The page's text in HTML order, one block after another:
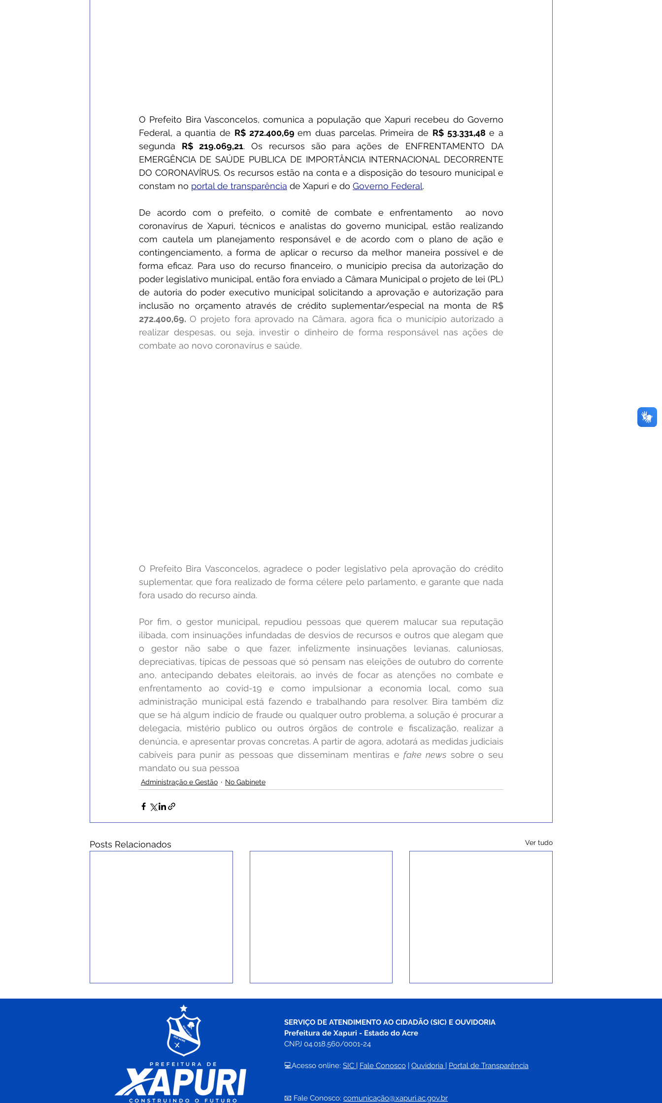
O Prefeito Bira Vasconcelos, comunica a população que Xapuri recebeu do Governo
Federal, a quantia de R$ 272.400,69 em duas parcelas. Primeira de R$ 53.331,48 e a
segunda R$ 219.069,21. Os recursos são para ações de ENFRENTAMENTO DA
EMERGÊNCIA DE SAÚDE PUBLICA DE IMPORTÂNCIA INTERNACIONAL DECORRENTE
DO CORONAVÍRUS. Os recursos estão na conta e a disposição do tesouro municipal e
constam no portal de transparência de Xapuri e do Governo Federal.
De acordo com o prefeito, o comitê de combate e enfrentamento  ao novo
coronavírus de Xapuri, técnicos e analistas do governo municipal, estão realizando
com cautela um planejamento responsável e de acordo com o plano de ação e
contingenciamento, a forma de aplicar o recurso da melhor maneira possível e de
forma eficaz. Para uso do recurso financeiro, o município precisa da autorização do
poder legislativo municipal, então fora enviado a Câmara Municipal o projeto de lei (PL)
de autoria do poder executivo municipal solicitando a aprovação e autorização para
inclusão no orçamento através de crédito suplementar/especial na monta de R$
272.400,69. O projeto fora aprovado na Câmara, agora fica o município autorizado a
realizar despesas, ou seja, investir o dinheiro de forma responsável nas ações de
combate ao novo coronavírus e saúde.
O Prefeito Bira Vasconcelos, agradece o poder legislativo pela aprovação do crédito
suplementar, que fora realizado de forma célere pelo parlamento, e garante que nada
fora usado do recurso ainda.
Por fim, o gestor municipal, repudiou pessoas que querem malucar sua reputação
ilibada, com insinuações infundadas de desvios de recursos e outros que alegam que
o gestor não sabe o que fazer, infelizmente insinuações levianas, caluniosas,
depreciativas, típicas de pessoas que só pensam nas eleições de outubro do corrente
ano, antecipando debates eleitorais, ao invés de focar as atenções no combate e
enfrentamento ao covid-19 e como impulsionar a economia local, como sua
administração municipal está fazendo e trabalhando para resolver. Bira também diz
que se há algum indício de fraude ou qualquer outro problema, a solução é procurar a
delegacia, mistério publico ou outros órgãos de controle e fiscalização, realizar a
denúncia, e apresentar provas concretas. A partir de agora, adotará as medidas judiciais
cabíveis para punir as pessoas que disseminam mentiras e fake news sobre o seu
mandato ou sua pessoa
Administração e Gestão No Gabinete
Posts Relacionados Ver tudo
Após avanço nos índices de
alfabetização, Prefeitura
garante prêmio para
moradores do bairro Braga
espaço de integração,
SERVIÇO DE ATENDIMENTO AO CIDADÃO (SIC) E OUVIDORIA
Prefeitura de Xapuri - Estado do Acre
CNPJ 04.018.560/0001-24
💻Acesso online: SIC | Fale Conosco | Ouvidoria | Portal de Transparência
📧 Fale Conosco: comunicação@xapuri.ac.gov.br